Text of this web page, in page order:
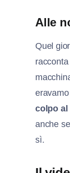
Alle
Quel
colpo al
anche
sì.